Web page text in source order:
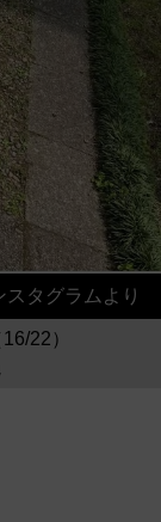
タグラムより
22）